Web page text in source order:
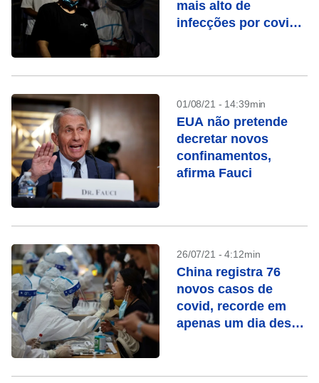
mais alto de
infecções por covid
01/08/21 - 14:39min
EUA não pretende
decretar novos
confinamentos,
afirma Fauci
26/07/21 - 4:12min
China registra 76
novos casos de
covid, recorde em
apenas um dia desde